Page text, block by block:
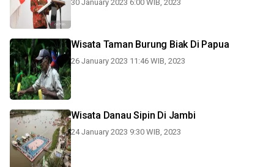
30 January 2023 6:00 WIB, 2023
Wisata Taman Burung Biak Di Papua
26 January 2023 11:46 WIB, 2023
Wisata Danau Sipin Di Jambi
24 January 2023 9:30 WIB, 2023